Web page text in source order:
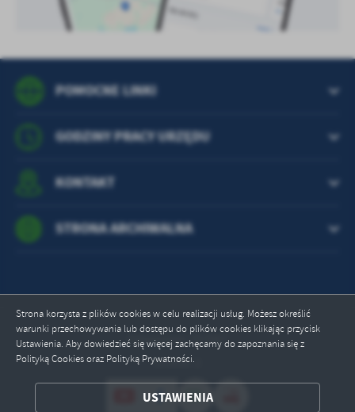
Strona korzysta z plików cookies w celu realizacji usług. Możesz określić
warunki przechowywania lub dostępu do plików cookies klikając przycisk
Ustawienia. Aby dowiedzieć się więcej zachęcamy do zapoznania się z
Polityką Cookies oraz Polityką Prywatności.
USTAWIENIA
ZAPISZ WYBRANE
POMOCNE LINKI
GODZINY PRACY URZĘDU
KONTAKT
STRONA ARCHIWALNA
Odwiedzin: 757067
Online: 2